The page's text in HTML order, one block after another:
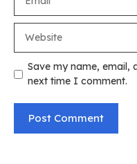
Save my name, email,
next time I comment.